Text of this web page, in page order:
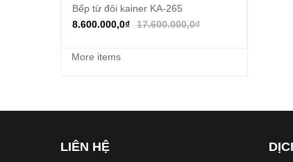
Thêm vào giỏ hàng
Bếp từ đôi kainer KA-265
17.600.000,0₫
8.600.000,0₫
More items
LIÊN HỆ